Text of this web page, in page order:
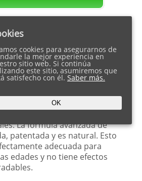
especial para la prostatitis
hombres.
la inflamación, restaura el
de la glándula
la micción. Por otro lado, el
éxito los problemas de
con la libido baja, la
precoz, etc.
aumentan el placer durante
La fórmula avanzada de
patentada y es natural. Esto
adecuada para
edades y no tiene efectos
cookies para asegurarnos de
la mejor experiencia en
sitio web. Si continúa
este sitio, asumiremos que
satisfecho con él. Saber más.
OK